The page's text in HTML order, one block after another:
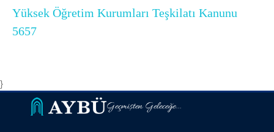
Yüksek Öğretim Kurumları Teşkilatı Kanunu
5657
}
Geçmişten Geleceğe...